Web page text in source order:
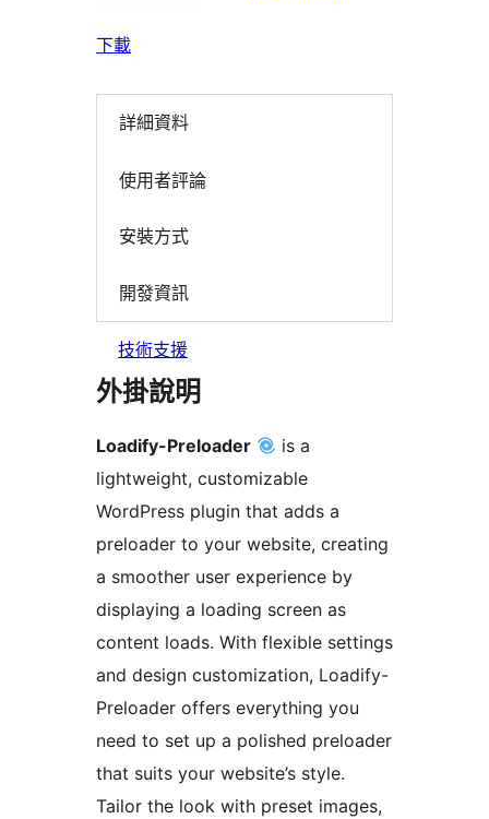
下載
詳細資料
使用者評論
安裝方式
開發資訊
技術支援
外掛說明
Loadify-Preloader
is a
lightweight, customizable
WordPress plugin that adds a
preloader to your website, creating
a smoother user experience by
displaying a loading screen as
content loads. With flexible settings
and design customization, Loadify-
Preloader offers everything you
need to set up a polished preloader
that suits your website’s style.
Tailor the look with preset images,